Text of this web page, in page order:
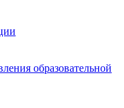
образовательной